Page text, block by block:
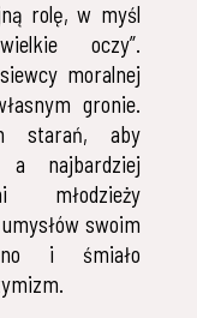
rolę, w myśl
oczy”.
moralnej
gronie.
starań, aby
najbardziej
młodzieży
swoim
i śmiało